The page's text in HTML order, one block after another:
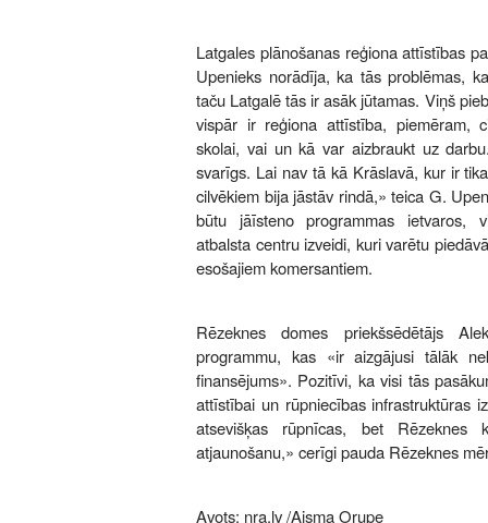
Latgales plānošanas reģiona attīstības
Upenieks norādīja, ka tās problēmas,
taču Latgalē tās ir asāk jūtamas. Viņš
vispār ir reģiona attīstība, piemēram,
skolai, vai un kā var aizbraukt uz
svarīgs. Lai nav tā kā Krāslavā, kur ir
cilvēkiem bija jāstāv rindā,» teica G.
būtu jāīsteno programmas ietvaros,
atbalsta centru izveidi, kuri varētu
esošajiem komersantiem.
Rēzeknes domes priekšsēdētājs
programmu, kas «ir aizgājusi tālāk
finansējums». Pozitīvi, ka visi tās
attīstībai un rūpniecības infrastruktūras
atsevišķas rūpnīcas, bet Rēzeknes
atjaunošanu,» cerīgi pauda Rēzeknes
Avots: nra.lv/Aisma Orupe